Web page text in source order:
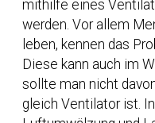
mithilfe eines
werden. Vor allem
leben, kennen das
Diese kann auch im
sollte man nicht
gleich Ventilator ist.